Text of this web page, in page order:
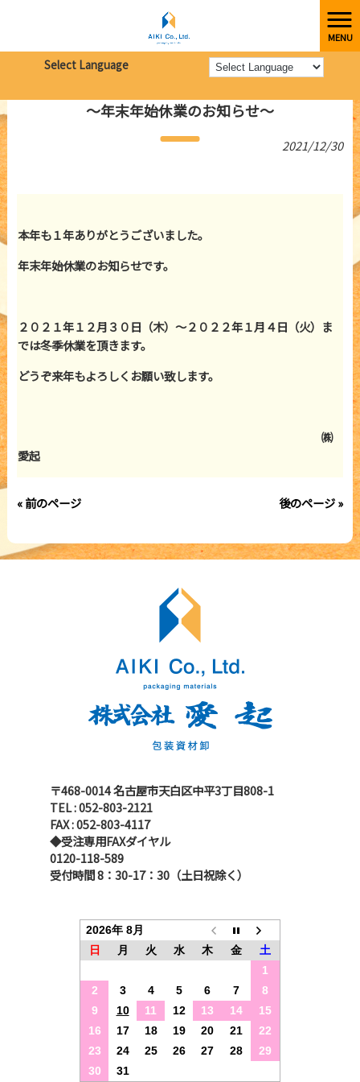
MENU
Select Language
株式会社愛起 > 新着情報 ～年末年始休業のお知らせ～
～年末年始休業のお知らせ～
2021/12/30
本年も１年ありがとうございました。
年末年始休業のお知らせです。
２０２１年１２月３０日（木）～２０２２年１月４日（火）ま
では冬季休業を頂きます。
どうぞ来年もよろしくお願い致します。
㈱
愛起
« 前のページ 後のページ »
〒468-0014 名古屋市天白区中平3丁目808-1
TEL : 052-803-2121
FAX : 052-803-4117
◆受注専用FAXダイヤル
0120-118-589
受付時間 8：30-17：30（土日祝除く）
2026年 8月
日
月 火 水 木 金
土
1
2
3 4 5 6 7
8
9
10 11 12 13 14
15
16
17 18 19 20 21
22
23
24 25 26 27 28
29
30
31